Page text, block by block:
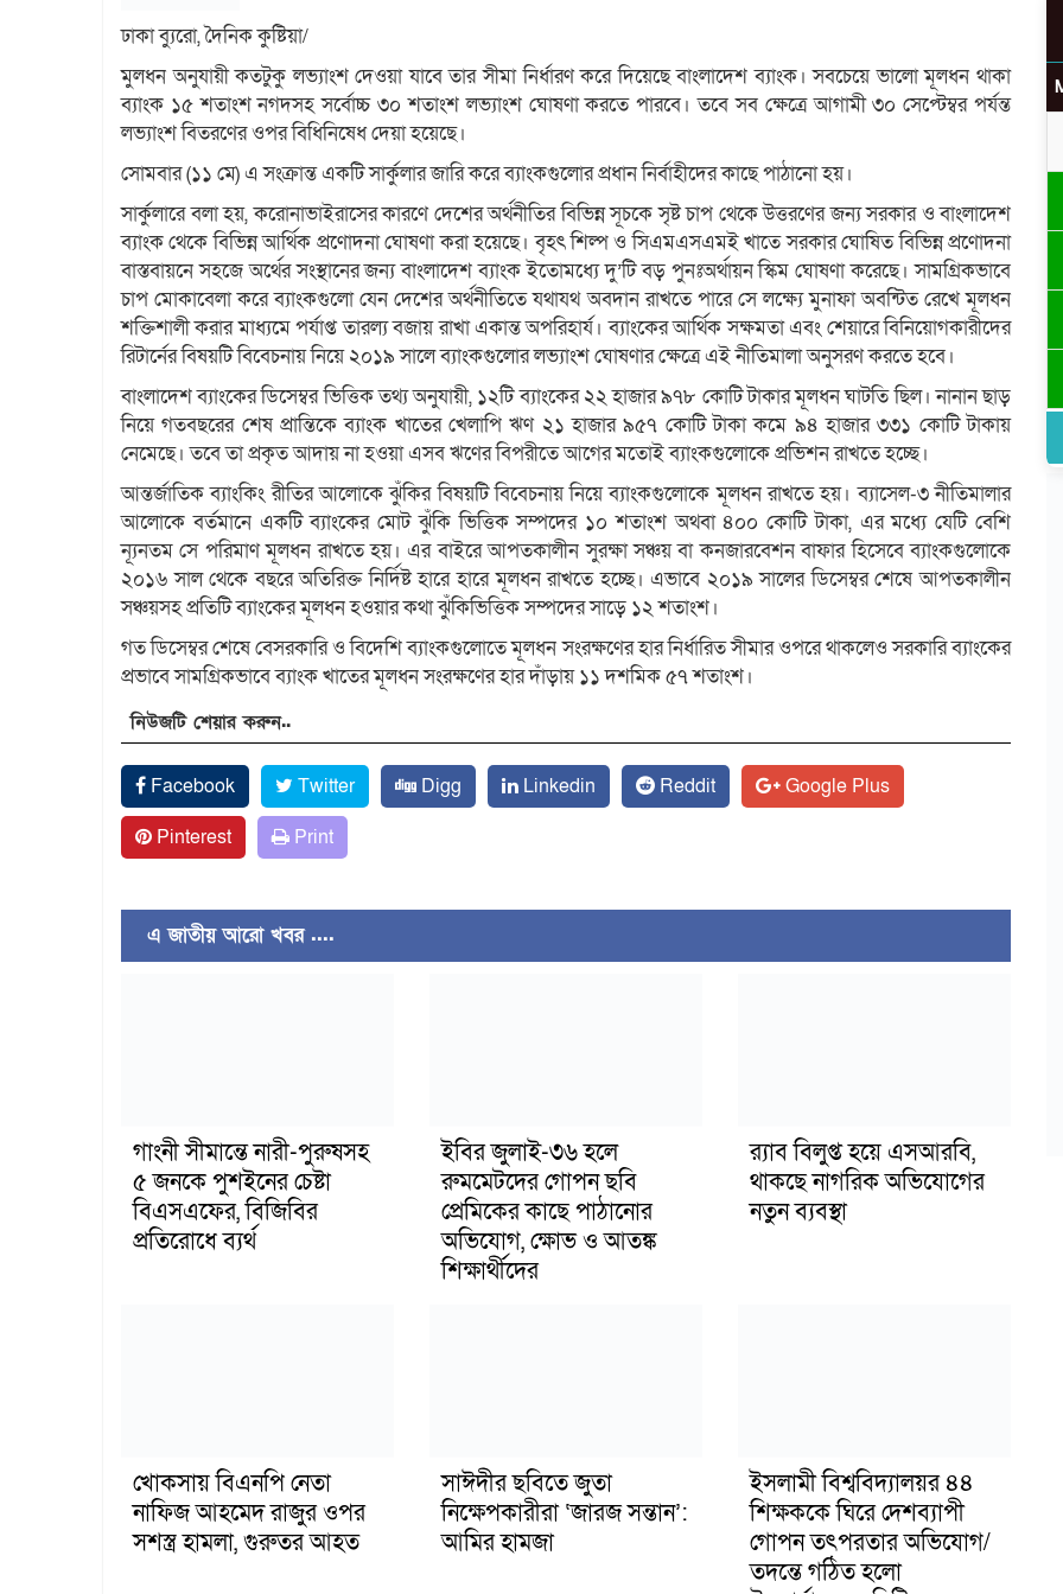
ঢাকা ব্যুরো, দৈনিক কুষ্টিয়া/
মুলধন অনুযায়ী কতটুকু লভ্যাংশ দেওয়া যাবে তার সীমা নির্ধারণ করে দিয়েছে বাংলাদেশ ব্যাংক। সবচেয়ে ভালো মূলধন থাকা
ব্যাংক ১৫ শতাংশ নগদসহ সর্বোচ্চ ৩০ শতাংশ লভ্যাংশ ঘোষণা করতে পারবে। তবে সব ক্ষেত্রে আগামী ৩০ সেপ্টেম্বর পর্যন্ত
লভ্যাংশ বিতরণের ওপর বিধিনিষেধ দেয়া হয়েছে।
সোমবার (১১ মে) এ সংক্রান্ত একটি সার্কুলার জারি করে ব্যাংকগুলোর প্রধান নির্বাহীদের কাছে পাঠানো হয়।
সার্কুলারে বলা হয়, করোনাভাইরাসের কারণে দেশের অর্থনীতির বিভিন্ন সূচকে সৃষ্ট চাপ থেকে উত্তরণের জন্য সরকার ও বাংলাদেশ
ব্যাংক থেকে বিভিন্ন আর্থিক প্রণোদনা ঘোষণা করা হয়েছে। বৃহৎ শিল্প ও সিএমএসএমই খাতে সরকার ঘোষিত বিভিন্ন প্রণোদনা
বাস্তবায়নে সহজে অর্থের সংস্থানের জন্য বাংলাদেশ ব্যাংক ইতোমধ্যে দু’টি বড় পুনঃঅর্থায়ন স্কিম ঘোষণা করেছে। সামগ্রিকভাবে
চাপ মোকাবেলা করে ব্যাংকগুলো যেন দেশের অর্থনীতিতে যথাযথ অবদান রাখতে পারে সে লক্ষ্যে মুনাফা অবন্টিত রেখে মূলধন
শক্তিশালী করার মাধ্যমে পর্যাপ্ত তারল্য বজায় রাখা একান্ত অপরিহার্য। ব্যাংকের আর্থিক সক্ষমতা এবং শেয়ারে বিনিয়োগকারীদের
রিটার্নের বিষয়টি বিবেচনায় নিয়ে ২০১৯ সালে ব্যাংকগুলোর লভ্যাংশ ঘোষণার ক্ষেত্রে এই নীতিমালা অনুসরণ করতে হবে।
বাংলাদেশ ব্যাংকের ডিসেম্বর ভিত্তিক তথ্য অনুযায়ী, ১২টি ব্যাংকের ২২ হাজার ৯৭৮ কোটি টাকার মূলধন ঘাটতি ছিল। নানান ছাড়
নিয়ে গতবছরের শেষ প্রান্তিকে ব্যাংক খাতের খেলাপি ঋণ ২১ হাজার ৯৫৭ কোটি টাকা কমে ৯৪ হাজার ৩৩১ কোটি টাকায়
নেমেছে। তবে তা প্রকৃত আদায় না হওয়া এসব ঋণের বিপরীতে আগের মতোই ব্যাংকগুলোকে প্রভিশন রাখতে হচ্ছে।
আন্তর্জাতিক ব্যাংকিং রীতির আলোকে ঝুঁকির বিষয়টি বিবেচনায় নিয়ে ব্যাংকগুলোকে মূলধন রাখতে হয়। ব্যাসেল-৩ নীতিমালার
আলোকে বর্তমানে একটি ব্যাংকের মোট ঝুঁকি ভিত্তিক সম্পদের ১০ শতাংশ অথবা ৪০০ কোটি টাকা, এর মধ্যে যেটি বেশি
ন্যূনতম সে পরিমাণ মূলধন রাখতে হয়। এর বাইরে আপতকালীন সুরক্ষা সঞ্চয় বা কনজারবেশন বাফার হিসেবে ব্যাংকগুলোকে
২০১৬ সাল থেকে বছরে অতিরিক্ত নির্দিষ্ট হারে হারে মূলধন রাখতে হচ্ছে। এভাবে ২০১৯ সালের ডিসেম্বর শেষে আপতকালীন
সঞ্চয়সহ প্রতিটি ব্যাংকের মূলধন হওয়ার কথা ঝুঁকিভিত্তিক সম্পদের সাড়ে ১২ শতাংশ।
গত ডিসেম্বর শেষে বেসরকারি ও বিদেশি ব্যাংকগুলোতে মূলধন সংরক্ষণের হার নির্ধারিত সীমার ওপরে থাকলেও সরকারি ব্যাংকের
প্রভাবে সামগ্রিকভাবে ব্যাংক খাতের মূলধন সংরক্ষণের হার দাঁড়ায় ১১ দশমিক ৫৭ শতাংশ।
নিউজটি শেয়ার করুন..
Facebook Twitter Digg Linkedin Reddit
Google Plus
Pinterest
Print
এ জাতীয় আরো খবর ....
গাংনী সীমান্তে নারী-পুরুষসহ
৫ জনকে পুশইনের চেষ্টা
বিএসএফের, বিজিবির
প্রতিরোধে ব্যর্থ
ইবির জুলাই-৩৬ হলে
রুমমেটদের গোপন ছবি
প্রেমিকের কাছে পাঠানোর
অভিযোগ, ক্ষোভ ও আতঙ্ক
শিক্ষার্থীদের
র‍্যাব বিলুপ্ত হয়ে এসআরবি,
থাকছে নাগরিক অভিযোগের
নতুন ব্যবস্থা
খোকসায় বিএনপি নেতা
নাফিজ আহমেদ রাজুর ওপর
সশস্ত্র হামলা, গুরুতর আহত
সাঈদীর ছবিতে জুতা
নিক্ষেপকারীরা ‘জারজ সন্তান’:
আমির হামজা
ইসলামী বিশ্ববিদ্যালয়র ৪৪
শিক্ষককে ঘিরে দেশব্যাপী
গোপন তৎপরতার অভিযোগ/
তদন্তে গঠিত হলো